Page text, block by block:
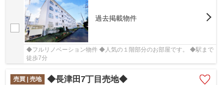
過去掲載物件
◆フルリノベーション物件 ◆人気の１階部分のお部屋です。 ◆駅まで
徒歩7分
売買 | 売地 ◆長津田7丁目売地◆